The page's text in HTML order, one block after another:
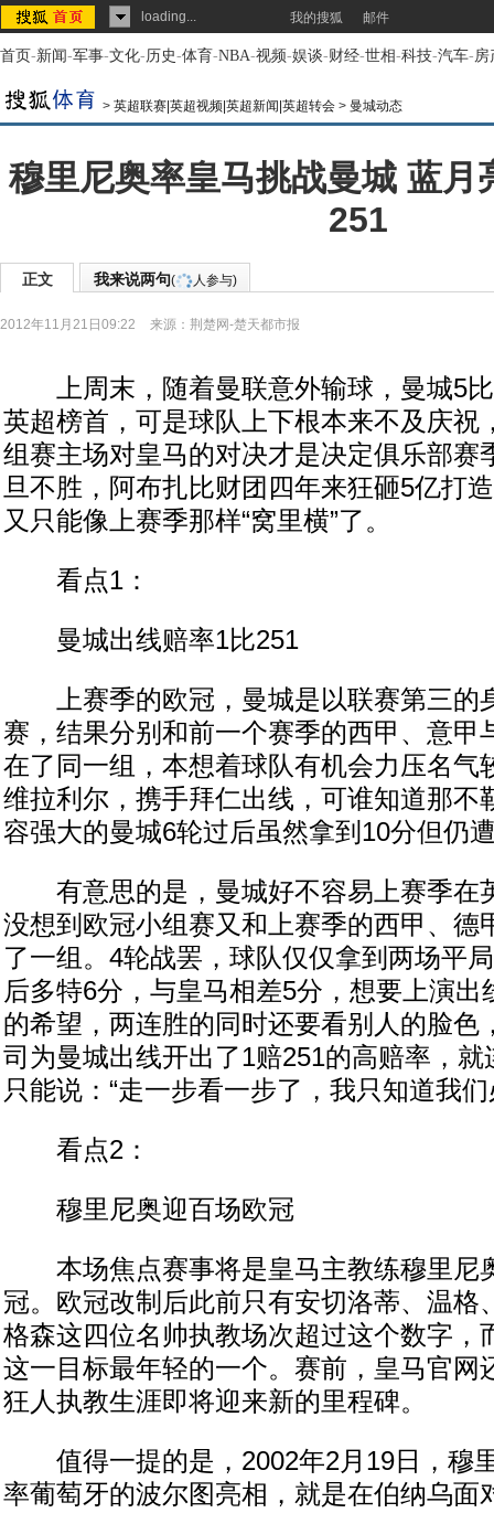
loading... 我的搜狐 邮件
首页-新闻-军事-文化-历史-体育-NBA-视频-娱谈-财经-世相-科技-汽车-房
> 英超联赛|英超视频|英超新闻|英超转会 > 曼城动态
穆里尼奥率皇马挑战曼城 蓝月
251
正文 我来说两句( 人参与)
2012年11月21日09:22 来源： 荆楚网-楚天都市报
上周末，随着曼联意外输球，曼城5比
英超榜首，可是球队上下根本来不及庆祝
组赛主场对皇马的对决才是决定俱乐部赛
旦不胜，阿布扎比财团四年来狂砸5亿打
又只能像上赛季那样“窝里横”了。
看点1：
曼城出线赔率1比251
上赛季的欧冠，曼城是以联赛第三的
赛，结果分别和前一个赛季的西甲、意甲
在了同一组，本想着球队有机会力压名气
维拉利尔，携手拜仁出线，可谁知道那不
容强大的曼城6轮过后虽然拿到10分但仍
有意思的是，曼城好不容易上赛季在
没想到欧冠小组赛又和上赛季的西甲、德
了一组。4轮战罢，球队仅仅拿到两场平
后多特6分，与皇马相差5分，想要上演出
的希望，两连胜的同时还要看别人的脸色
司为曼城出线开出了1赔251的高赔率，
只能说：“走一步看一步了，我只知道我
看点2：
穆里尼奥迎百场欧冠
本场焦点赛事将是皇马主教练穆里尼
冠。欧冠改制后此前只有安切洛蒂、温格
格森这四位名帅执教场次超过这个数字，
这一目标最年轻的一个。赛前，皇马官网
狂人执教生涯即将迎来新的里程碑。
值得一提的是，2002年2月19日，穆
率葡萄牙的波尔图亮相，就是在伯纳乌面